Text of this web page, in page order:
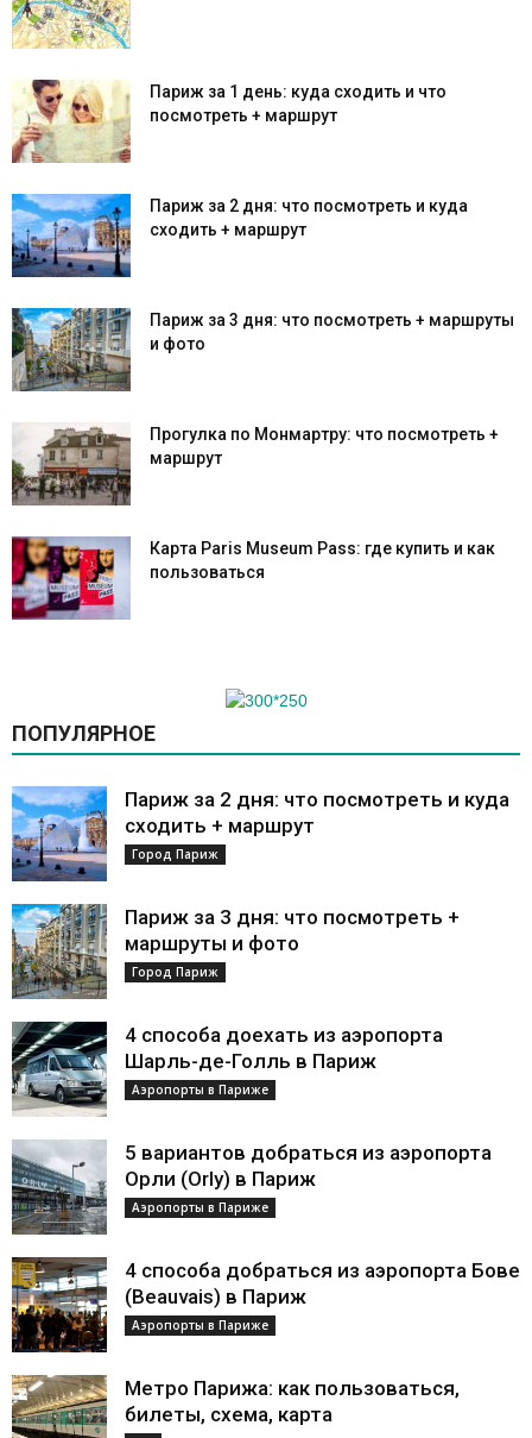
Париж за 1 день: куда сходить и что
посмотреть + маршрут
Париж за 2 дня: что посмотреть и куда
сходить + маршрут
Париж за 3 дня: что посмотреть + маршруты
и фото
Прогулка по Монмартру: что посмотреть +
маршрут
Карта Paris Museum Pass: где купить и как
пользоваться
ПОПУЛЯРНОЕ
Париж за 2 дня: что посмотреть и куда
сходить + маршрут
Город Париж
Париж за 3 дня: что посмотреть +
маршруты и фото
Город Париж
4 способа доехать из аэропорта
Шарль-де-Голль в Париж
Аэропорты в Париже
5 вариантов добраться из аэропорта
Орли (Orly) в Париж
Аэропорты в Париже
4 способа добраться из аэропорта Бове
(Beauvais) в Париж
Аэропорты в Париже
Метро Парижа: как пользоваться,
билеты, схема, карта